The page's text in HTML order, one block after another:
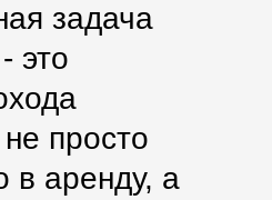
задача
это
просто
в аренду, а